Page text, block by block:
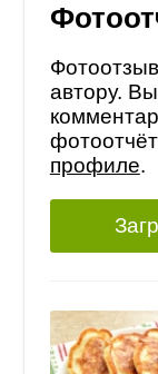
автору.
профиле.